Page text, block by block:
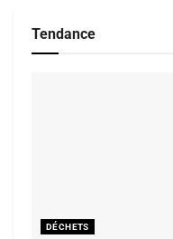
Tendance
DÉCHETS